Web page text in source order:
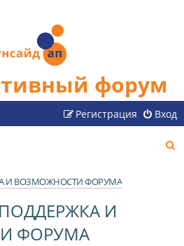
форум
Вход
Регистрация
И ВОЗМОЖНОСТИ ФОРУМА
И
ФОРУМА